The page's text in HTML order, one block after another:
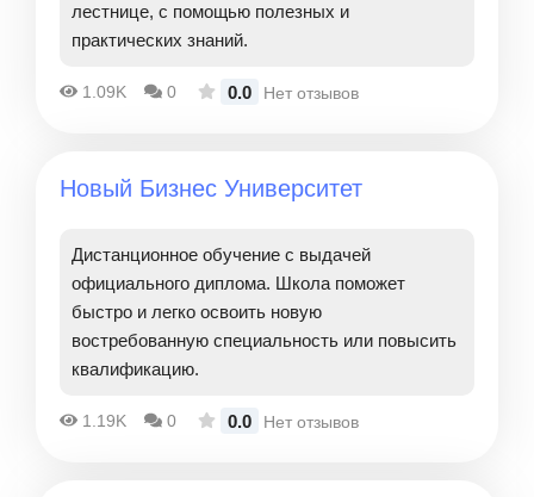
лестнице, с помощью полезных и
практических знаний.
1.09K 0 0.0 Нет отзывов
Новый Бизнес Университет
Дистанционное обучение с выдачей
официального диплома. Школа поможет
быстро и легко освоить новую
востребованную специальность или повысить
квалификацию.
1.19K 0 0.0 Нет отзывов